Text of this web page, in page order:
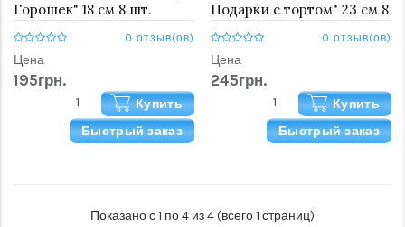
Горошек" 18 см 8 шт.
0 отзыв(ов)
Цена
195грн.
Купить
Быстрый заказ
Подарки с тортом" 23 см 8
шт.
0 отзыв(ов)
Цена
245грн.
Купить
Быстрый заказ
Показано с 1 по 4 из 4 (всего 1 страниц)